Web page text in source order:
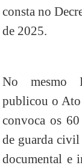
consta no
de 2025.
No mesmo
publicou o Ato
convoca os
de guarda civil
documental e